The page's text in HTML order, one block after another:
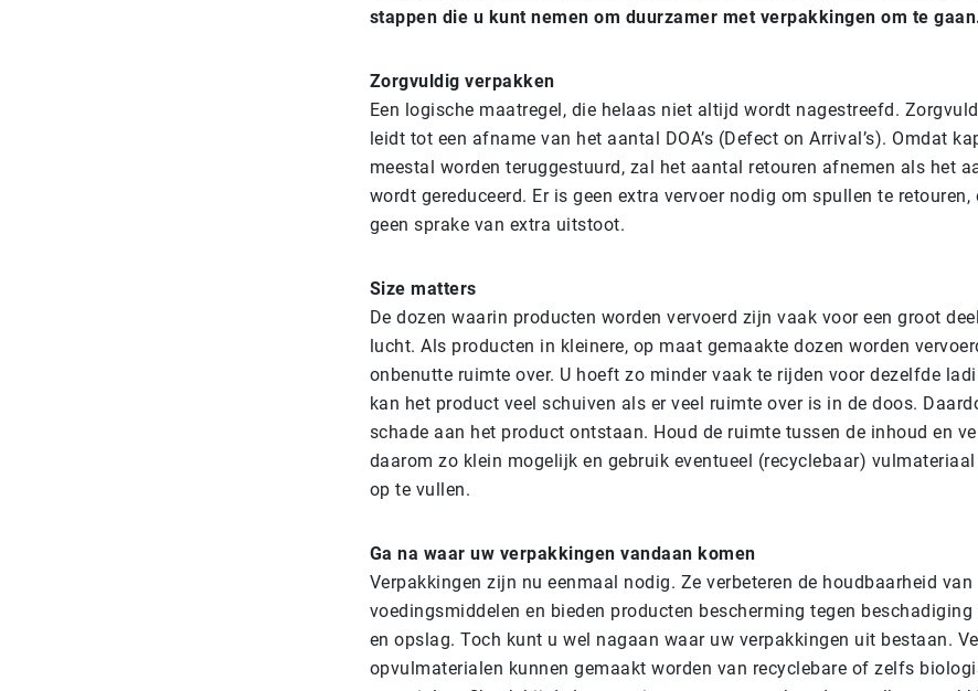
stappen die u kunt nemen om duurzamer met verpakkingen om te
Zorgvuldig verpakken
Een logische maatregel, die helaas niet altijd wordt nagestreefd.
leidt tot een afname van het aantal DOA’s (Defect on Arrival’s). Omdat
meestal worden teruggestuurd, zal het aantal retouren afnemen als het
wordt gereduceerd. Er is geen extra vervoer nodig om spullen te retouren,
geen sprake van extra uitstoot.
Size matters
De dozen waarin producten worden vervoerd zijn vaak voor een groot
lucht. Als producten in kleinere, op maat gemaakte dozen worden
onbenutte ruimte over. U hoeft zo minder vaak te rijden voor dezelfde
kan het product veel schuiven als er veel ruimte over is in de doos.
schade aan het product ontstaan. Houd de ruimte tussen de inhoud en
daarom zo klein mogelijk en gebruik eventueel (recyclebaar)
op te vullen.
Ga na waar uw verpakkingen vandaan komen
Verpakkingen zijn nu eenmaal nodig. Ze verbeteren de houdbaarheid van
voedingsmiddelen en bieden producten bescherming tegen
en opslag. Toch kunt u wel nagaan waar uw verpakkingen uit bestaan.
opvulmaterialen kunnen gemaakt worden van recyclebare of zelfs